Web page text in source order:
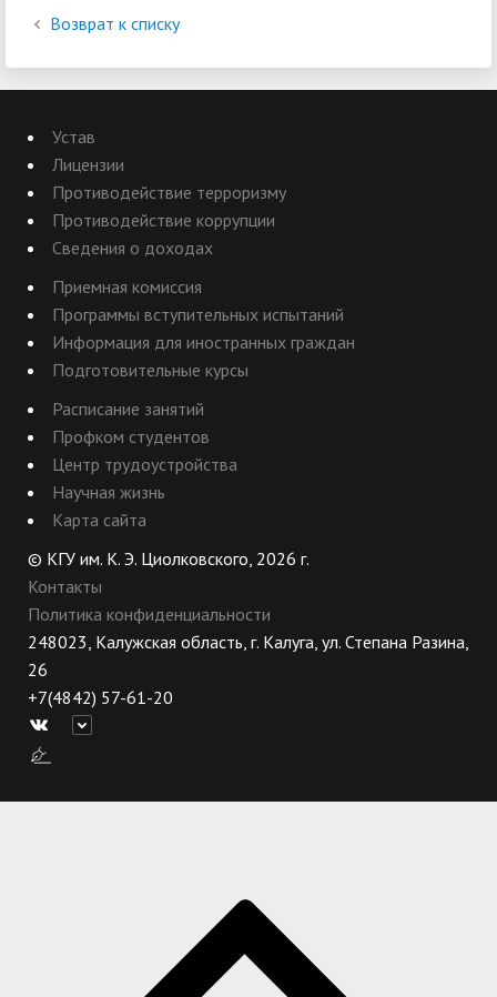
Возврат к списку
Устав
Лицензии
Противодействие терроризму
Противодействие коррупции
Сведения о доходах
Приемная комиссия
Программы вступительных испытаний
Информация для иностранных граждан
Подготовительные курсы
Расписание занятий
Профком студентов
Центр трудоустройства
Научная жизнь
Карта сайта
© КГУ им. К. Э. Циолковского, 2026 г.
Контакты
Политика конфиденциальности
248023, Калужская область, г. Калуга, ул. Степана Разина,
26
+7(4842) 57-61-20